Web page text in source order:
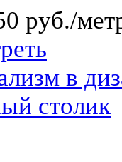
руб./
в
столик